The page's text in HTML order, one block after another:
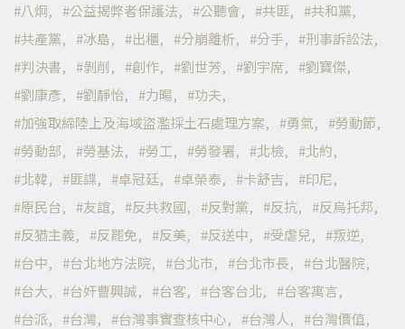
八炯
公益揭弊者保護法 公聽會 共匪
共和黨
共產黨
冰島 出櫃 分崩離析 分手
刑事訴訟法
判決書
剝削 創作 劉世芳 劉宇席
劉寶傑
劉康彥
劉靜怡 力暘
功夫
加強取締陸上及海域盜濫採土石處理方案
勇氣
勞動節
勞動部
勞基法 勞工 勞發署 北檢
北約
北韓
匪諜 卓冠廷 卓榮泰 卡舒吉
印尼
原民台
友誼 反共救國 反對黨 反抗
反烏托邦
反猶主義
反罷免 反美 反送中 受虐兒
叛逆
台中
台北地方法院 台北市 台北市長
台北醫院
台大
台奸曹興誠 台客 台客台北
台客寓言
台派
台灣 台灣事實查核中心 台灣人
台灣價值